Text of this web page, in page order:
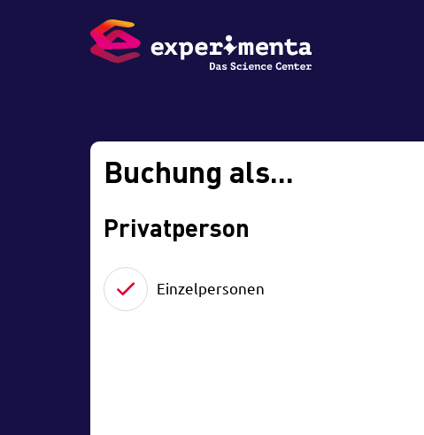
Buchung als...
Privatperson
Einzelpersonen